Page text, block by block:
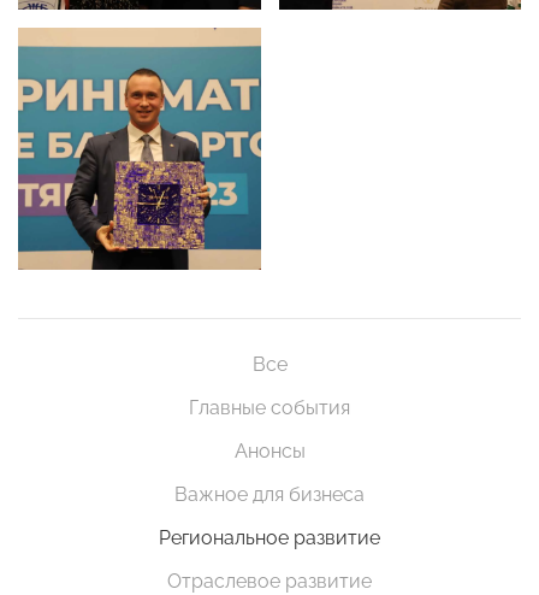
Все
Главные события
Анонсы
Важное для бизнеса
Региональное развитие
Отраслевое развитие